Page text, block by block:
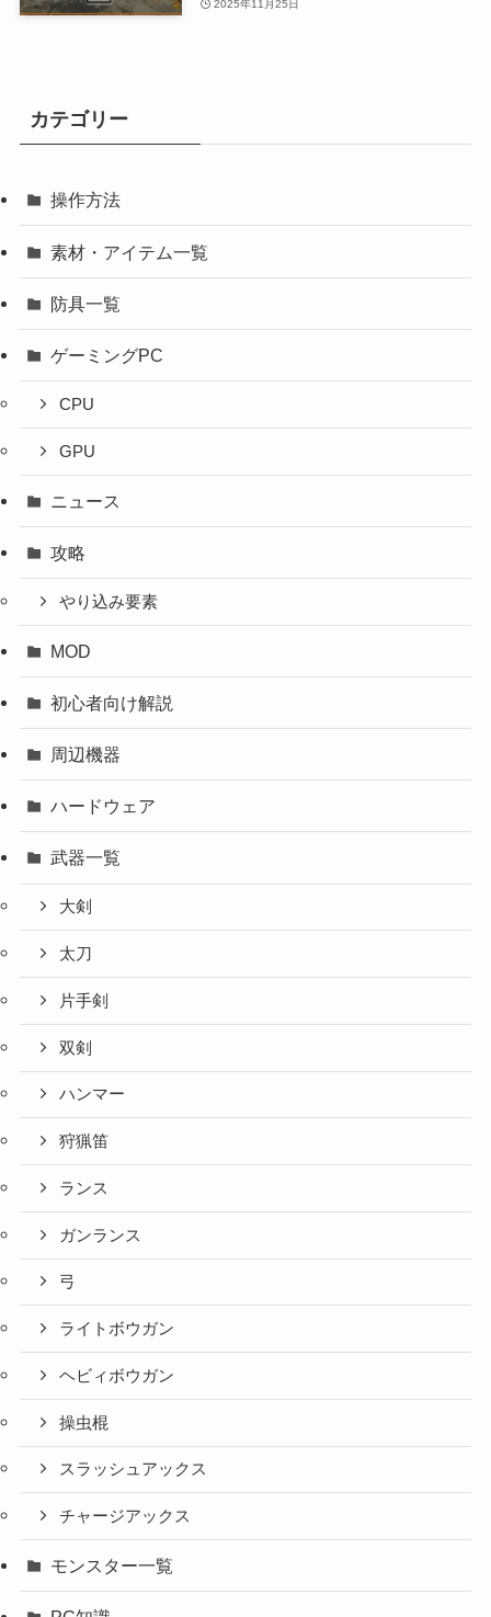
2025年11月25日
カテゴリー
操作方法
素材・アイテム一覧
防具一覧
ゲーミングPC
CPU
GPU
ニュース
攻略
やり込み要素
MOD
初心者向け解説
周辺機器
ハードウェア
武器一覧
大剣
太刀
片手剣
双剣
ハンマー
狩猟笛
ランス
ガンランス
弓
ライトボウガン
ヘビィボウガン
操虫棍
スラッシュアックス
チャージアックス
モンスター一覧